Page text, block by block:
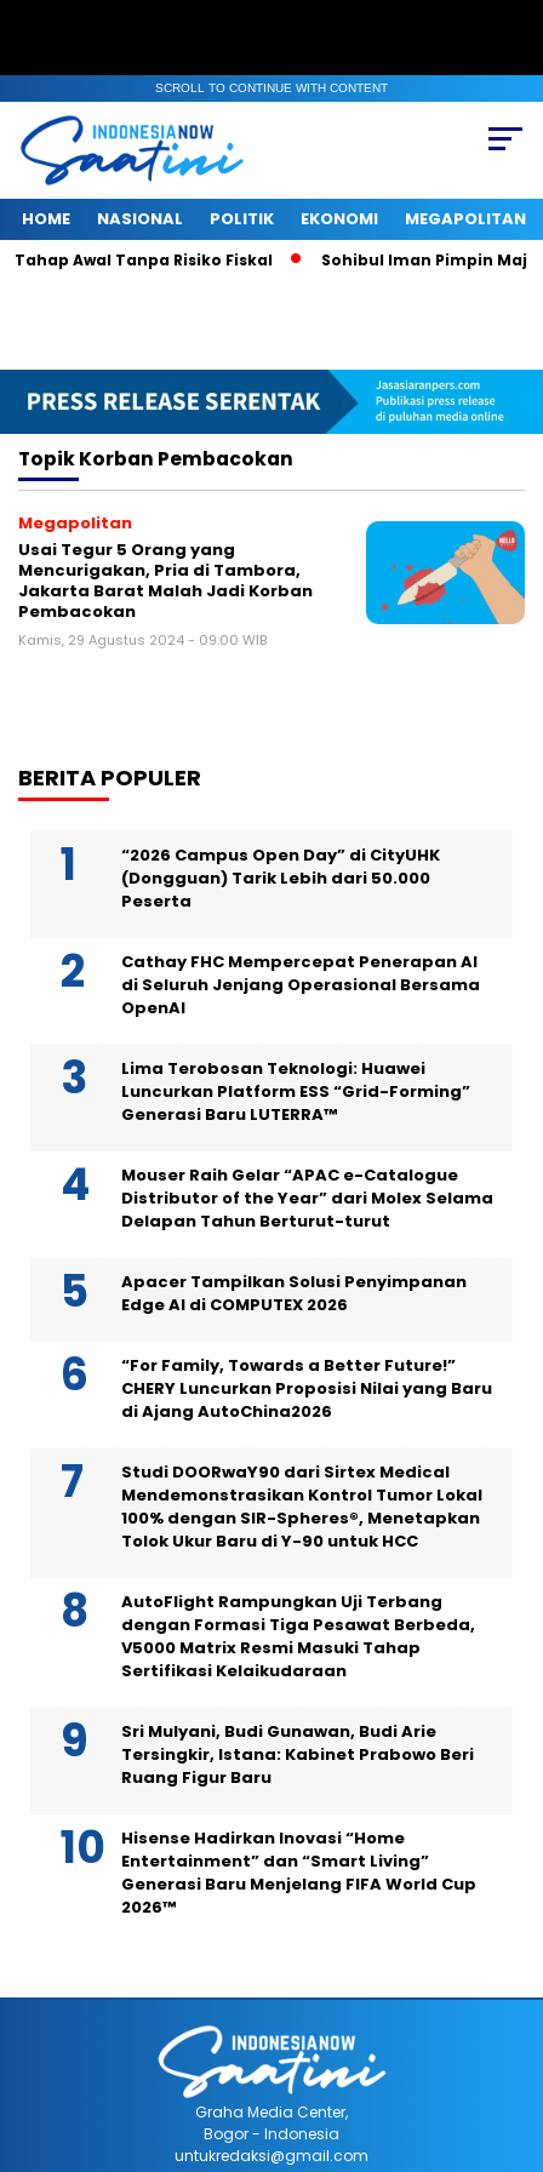
SCROLL TO CONTINUE WITH CONTENT
HOME NASIONAL POLITIK EKONOMI MEGAPOLITAN
Awal Tanpa Risiko Fiskal Sohibul Iman Pimpin
TopikKorban Pembacokan
Megapolitan
Usai Tegur 5 Orang yang
Mencurigakan, Pria di Tambora,
Jakarta Barat Malah Jadi Korban
Pembacokan
Kamis, 29 Agustus 2024 - 09:00 WIB
BERITA POPULER
“2026 Campus Open Day” di CityUHK
(Dongguan) Tarik Lebih dari 50.000
Peserta
Cathay FHC Mempercepat Penerapan AI
di Seluruh Jenjang Operasional Bersama
OpenAI
Lima Terobosan Teknologi: Huawei
Luncurkan Platform ESS “Grid-Forming”
Generasi Baru LUTERRA™
Mouser Raih Gelar “APAC e-Catalogue
Distributor of the Year” dari Molex Selama
Delapan Tahun Berturut-turut
Apacer Tampilkan Solusi Penyimpanan
Edge AI di COMPUTEX 2026
“For Family, Towards a Better Future!”
CHERY Luncurkan Proposisi Nilai yang Baru
di Ajang AutoChina2026
Studi DOORwaY90 dari Sirtex Medical
Mendemonstrasikan Kontrol Tumor Lokal
100% dengan SIR-Spheres®, Menetapkan
Tolok Ukur Baru di Y-90 untuk HCC
AutoFlight Rampungkan Uji Terbang
dengan Formasi Tiga Pesawat Berbeda,
V5000 Matrix Resmi Masuki Tahap
Sertifikasi Kelaikudaraan
Sri Mulyani, Budi Gunawan, Budi Arie
Tersingkir, Istana: Kabinet Prabowo Beri
Ruang Figur Baru
Hisense Hadirkan Inovasi “Home
Entertainment” dan “Smart Living”
Generasi Baru Menjelang FIFA World Cup
2026™
Graha Media Center,
Bogor - Indonesia
untukredaksi@gmail.com